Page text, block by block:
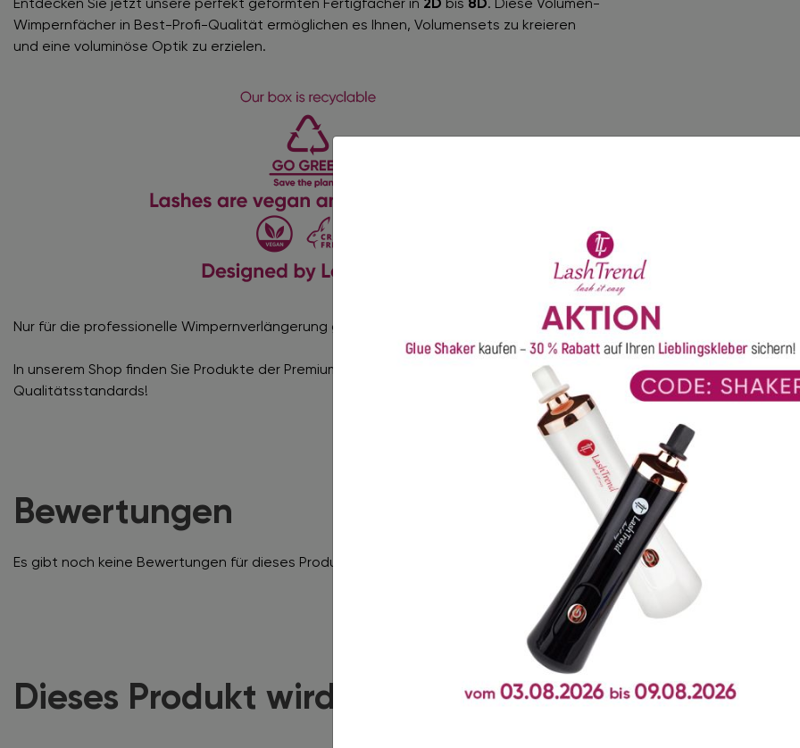
Entdecken Sie jetzt unsere perfekt geformten Fertigfächer in 2D bis 8D. Diese Volumen-
Wimpernfächer in Best-Profi-Qualität ermöglichen es Ihnen, Volumensets zu kreieren
und eine voluminöse Optik zu erzielen.
Nur für die professionelle Wimpernverlängerung geeignet!
In unserem Shop finden Sie Produkte der Premiumklasse, gekennzeichnet durch hohe
Qualitätsstandards!
Bewertungen
Es gibt noch keine Bewertungen für dieses Produkt.
Dieses Produkt wird oft zusammen gekauft